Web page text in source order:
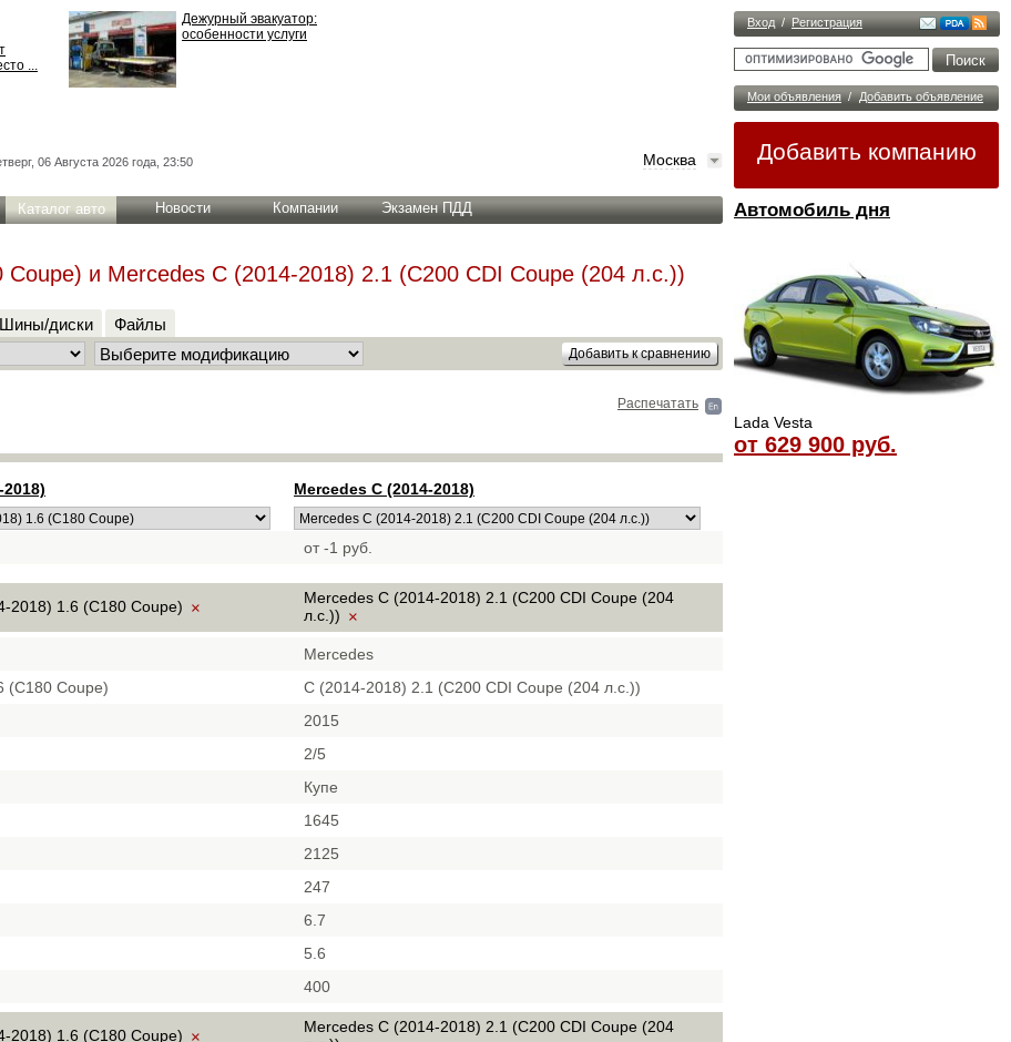
Вход / Регистрация
Мои объявления / Добавить объявление
Добавить компанию
Автомобиль дня
Lada Vesta
от 629 900 руб.
...
Дежурный эвакуатор:
особенности услуги
06 Августа 2026 года, 23:50 Москва
Каталог авто Новости Компании Экзамен ПДД
и Mercedes C (2014-2018) 2.1 (C200 CDI Coupe (204 л.с.))
Шины/диски Файлы
Распечатать
Mercedes C (2014-2018)
от -1 руб.
2018) 1.6 (C180 Coupe) ×
Mercedes C (2014-2018) 2.1 (C200 CDI Coupe (204
л.с.)) ×
Mercedes
(C180 Coupe)
C (2014-2018) 2.1 (C200 CDI Coupe (204 л.с.))
2015
2/5
Купе
1645
2125
247
6.7
5.6
400
2018) 1.6 (C180 Coupe) ×
Mercedes C (2014-2018) 2.1 (C200 CDI Coupe (204